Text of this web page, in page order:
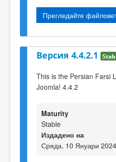
Прегледайте
Версия 4.4.2.1
This is the Persian Farsi
Joomla! 4.4.2
Maturity
Stable
Издадено на
Сряда, 10 Януари